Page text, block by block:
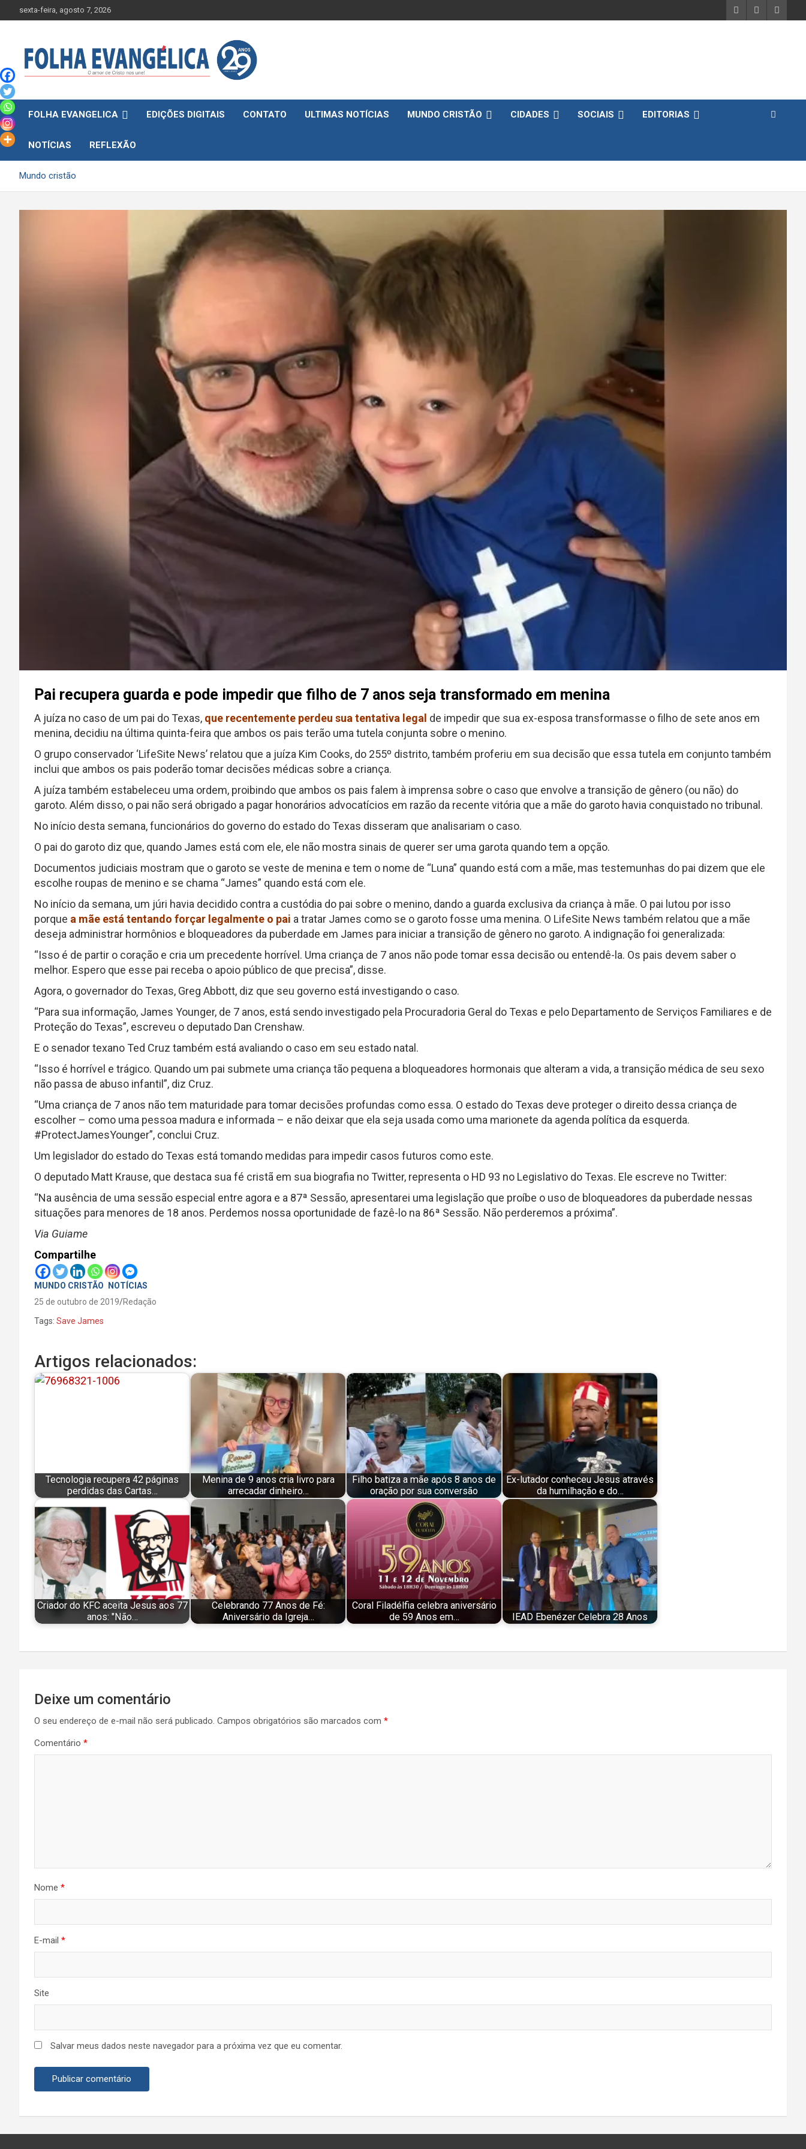
to
sexta-feira, agosto 7, 2026
FOLHA EVANGELICA EDIÇÕES DIGITAIS CONTATO ULTIMAS NOTÍCIAS MUNDO CRISTÃO CIDADES SOCIAIS EDITORIAS
NOTÍCIAS REFLEXÃO
Mundo cristão
Pai recupera guarda e pode impedir que filho de 7 anos seja transformado em menina
A juíza no caso de um pai do Texas, que recentemente perdeu sua tentativa legal de impedir que sua ex-esposa transformasse o filho de sete anos em
menina, decidiu na última quinta-feira que ambos os pais terão uma tutela conjunta sobre o menino.
O grupo conservador ‘LifeSite News’ relatou que a juíza Kim Cooks, do 255º distrito, também proferiu em sua decisão que essa tutela em conjunto também
inclui que ambos os pais poderão tomar decisões médicas sobre a criança.
A juíza também estabeleceu uma ordem, proibindo que ambos os pais falem à imprensa sobre o caso que envolve a transição de gênero (ou não) do
garoto. Além disso, o pai não será obrigado a pagar honorários advocatícios em razão da recente vitória que a mãe do garoto havia conquistado no tribunal.
No início desta semana, funcionários do governo do estado do Texas disseram que analisariam o caso.
O pai do garoto diz que, quando James está com ele, ele não mostra sinais de querer ser uma garota quando tem a opção.
Documentos judiciais mostram que o garoto se veste de menina e tem o nome de “Luna” quando está com a mãe, mas testemunhas do pai dizem que ele
escolhe roupas de menino e se chama “James” quando está com ele.
No início da semana, um júri havia decidido contra a custódia do pai sobre o menino, dando a guarda exclusiva da criança à mãe. O pai lutou por isso
porque a mãe está tentando forçar legalmente o pai a tratar James como se o garoto fosse uma menina. O LifeSite News também relatou que a mãe
deseja administrar hormônios e bloqueadores da puberdade em James para iniciar a transição de gênero no garoto. A indignação foi generalizada:
“Isso é de partir o coração e cria um precedente horrível. Uma criança de 7 anos não pode tomar essa decisão ou entendê-la. Os pais devem saber o
melhor. Espero que esse pai receba o apoio público de que precisa”, disse.
Agora, o governador do Texas, Greg Abbott, diz que seu governo está investigando o caso.
“Para sua informação, James Younger, de 7 anos, está sendo investigado pela Procuradoria Geral do Texas e pelo Departamento de Serviços Familiares e de
Proteção do Texas”, escreveu o deputado Dan Crenshaw.
E o senador texano Ted Cruz também está avaliando o caso em seu estado natal.
“Isso é horrível e trágico. Quando um pai submete uma criança tão pequena a bloqueadores hormonais que alteram a vida, a transição médica de seu sexo
não passa de abuso infantil”, diz Cruz.
“Uma criança de 7 anos não tem maturidade para tomar decisões profundas como essa. O estado do Texas deve proteger o direito dessa criança de
escolher – como uma pessoa madura e informada – e não deixar que ela seja usada como uma marionete da agenda política da esquerda.
#ProtectJamesYounger”, conclui Cruz.
Um legislador do estado do Texas está tomando medidas para impedir casos futuros como este.
O deputado Matt Krause, que destaca sua fé cristã em sua biografia no Twitter, representa o HD 93 no Legislativo do Texas. Ele escreve no Twitter:
“Na ausência de uma sessão especial entre agora e a 87ª Sessão, apresentarei uma legislação que proíbe o uso de bloqueadores da puberdade nessas
situações para menores de 18 anos. Perdemos nossa oportunidade de fazê-lo na 86ª Sessão. Não perderemos a próxima”.
Via Guiame
Compartilhe
MUNDO CRISTÃO
NOTÍCIAS
25 de outubro de 2019 Redação
Tags: Save James
Artigos relacionados:
Tecnologia recupera 42 páginas
perdidas das Cartas…
Menina de 9 anos cria livro para
arrecadar dinheiro…
Filho batiza a mãe após 8 anos de
oração por sua conversão
Ex-lutador conheceu Jesus através
da humilhação e do…
Criador do KFC aceita Jesus aos 77
anos: "Não…
Celebrando 77 Anos de Fé:
Aniversário da Igreja…
Coral Filadélfia celebra aniversário
de 59 Anos em…
IEAD Ebenézer Celebra 28 Anos
de
Post
Deixe um comentário
O seu endereço de e-mail não será publicado. Campos obrigatórios são marcados com *
Comentário *
Nome *
E-mail *
Site
Salvar meus dados neste navegador para a próxima vez que eu comentar.